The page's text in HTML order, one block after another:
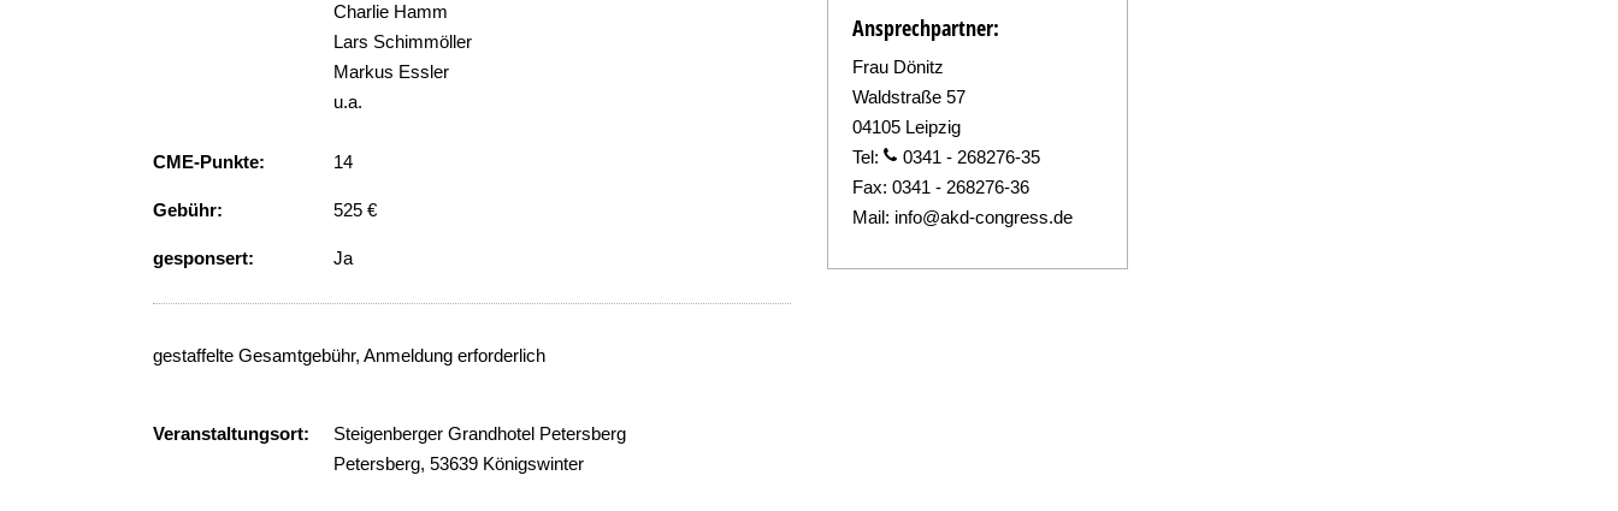
Charlie Hamm
Lars Schimmöller
Markus Essler
u.a.
CME-Punkte: 14
Gebühr: 525 €
gesponsert: Ja
gestaffelte Gesamtgebühr, Anmeldung erforderlich
Veranstaltungsort:
Steigenberger Grandhotel Petersberg
Petersberg, 53639 Königswinter
Ansprechpartner:
Frau Dönitz
Waldstraße 57
04105 Leipzig
Tel:
0341 - 268276-35
Fax: 0341 - 268276-36
Mail: info@akd-congress.de